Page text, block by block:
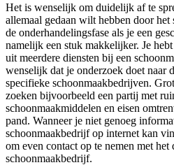
Het is wenselijk om duidelijk af te
allemaal gedaan wilt hebben door
de onderhandelingsfase als je een
namelijk een stuk makkelijker. Je
uit meerdere diensten bij een
wenselijk dat je onderzoek doet naar
specifieke schoonmaakbedrijven.
zoeken bijvoorbeeld een partij met
schoonmaakmiddelen en eisen
pand. Wanneer je niet genoeg
schoonmaakbedrijf op internet kan
om even contact op te nemen met het
schoonmaakbedrijf.